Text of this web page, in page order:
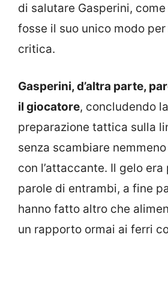
di salutare Gasperini,
fosse il suo unico modo
critica.
Gasperini, d’altra parte,
il giocatore, concludendo
preparazione tattica sulla
senza scambiare
con l’attaccante. Il gelo
parole di entrambi, a fine
hanno fatto altro che
un rapporto ormai ai ferri